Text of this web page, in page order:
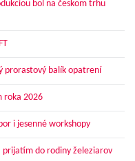
bol na českom trhu
prorastový balík opatrení
roka 2026
i jesenné workshopy
prijatím do rodiny železiarov